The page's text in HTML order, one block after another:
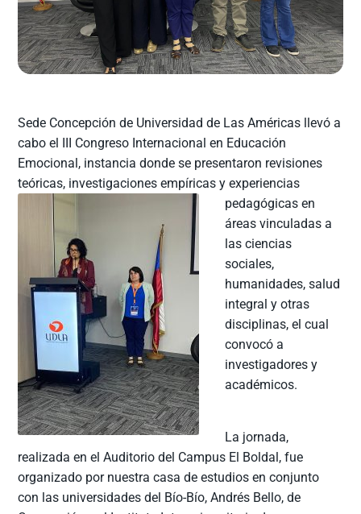
Sede Concepción de Universidad de Las Américas llevó a
cabo el III Congreso Internacional en Educación
Emocional, instancia donde se presentaron revisiones
teóricas, investigaciones empíricas y experiencias
pedagógicasen
áreas vinculadas a
las ciencias
sociales,
humanidades, salud
integral y otras
disciplinas, el cual
convocó a
investigadores y
académicos.
La jornada,
realizada en el Auditorio del Campus El Boldal, fue
organizado por nuestra casa de estudios en conjunto
con las universidades del Bío-Bío, Andrés Bello, de